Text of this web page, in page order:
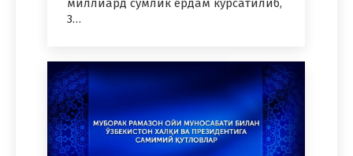
миллиард сўмлик ёрдам кўрсатилиб,
3…